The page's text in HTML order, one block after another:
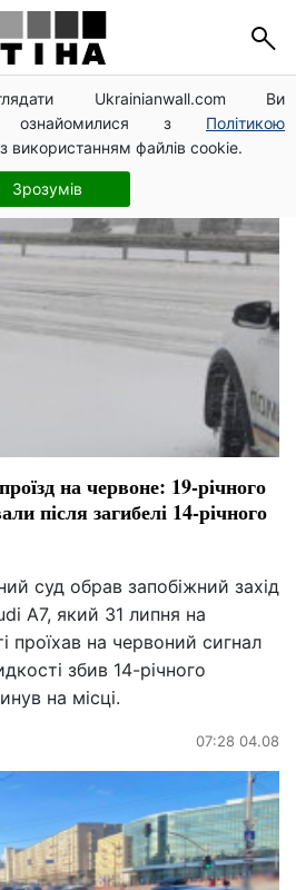
Ukrainianwall.com Ви
ознайомилися з Політикою
з використанням файлів cookie.
Зрозумів
на червоне: 19-річного
після загибелі 14-річного
суд обрав запобіжний захід
A7, який 31 липня на
проїхав на червоний сигнал
збив 14-річного
на місці.
07:28 04.08